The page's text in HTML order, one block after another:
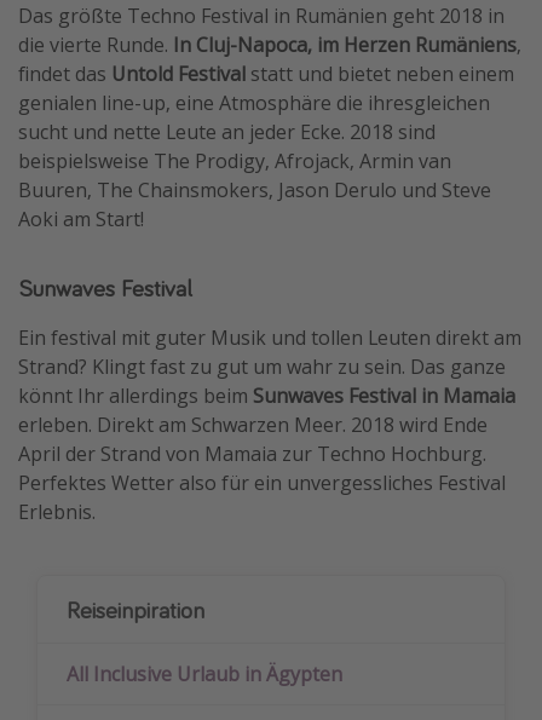
Das größte Techno Festival in Rumänien geht 2018 in
die vierte Runde. In Cluj-Napoca, im Herzen Rumäniens,
findet das Untold Festival statt und bietet neben einem
genialen line-up, eine Atmosphäre die ihresgleichen
sucht und nette Leute an jeder Ecke. 2018 sind
beispielsweise The Prodigy, Afrojack, Armin van
Buuren, The Chainsmokers, Jason Derulo und Steve
Aoki am Start!
Sunwaves Festival
Ein festival mit guter Musik und tollen Leuten direkt am
Strand? Klingt fast zu gut um wahr zu sein. Das ganze
könnt Ihr allerdings beim Sunwaves Festival in Mamaia
erleben. Direkt am Schwarzen Meer. 2018 wird Ende
April der Strand von Mamaia zur Techno Hochburg.
Perfektes Wetter also für ein unvergessliches Festival
Erlebnis.
Reiseinpiration
All Inclusive Urlaub in Ägypten